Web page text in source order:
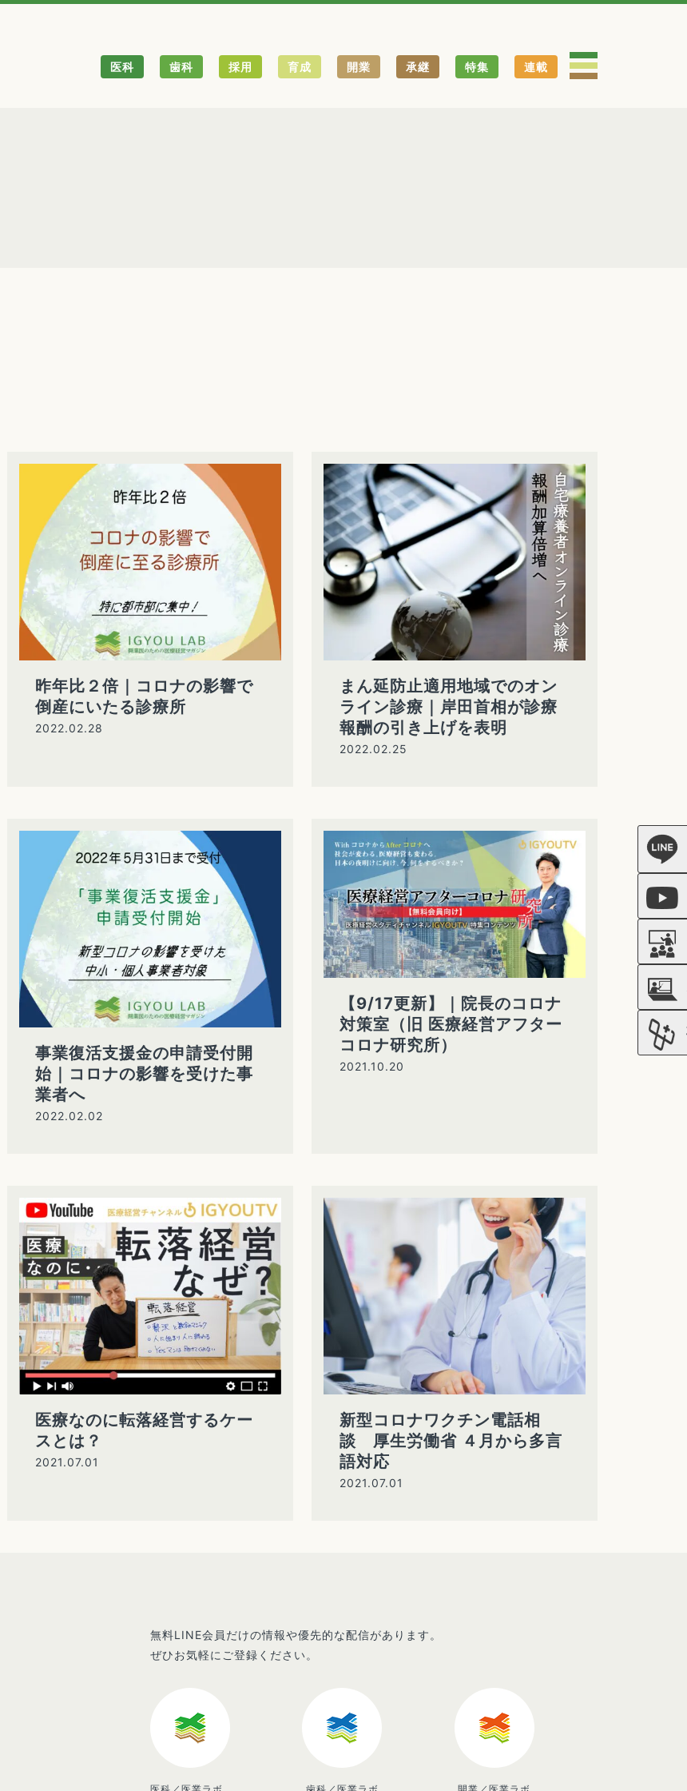
医科 歯科 採用 育成 開業 承継 特集 連載
昨年比２倍｜コロナの影響で
倒産にいたる診療所
2022.02.28
まん延防止適用地域でのオン
ライン診療｜岸田首相が診療
報酬の引き上げを表明
2022.02.25
事業復活支援金の申請受付開
始｜コロナの影響を受けた事
業者へ
2022.02.02
【9/17更新】｜院長のコロナ
対策室（旧 医療経営アフター
コロナ研究所）
2021.10.20
医療なのに転落経営するケー
スとは？
2021.07.01
新型コロナワクチン電話相
談 厚生労働省 ４月から多言
語対応
2021.07.01
無料LINE会員だけの情報や優先的な配信があります。
ぜひお気軽にご登録ください。